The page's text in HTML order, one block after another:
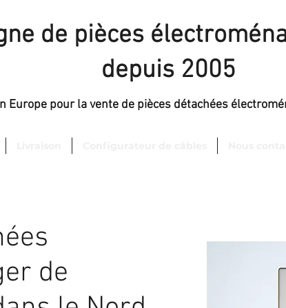
de pièces
depuis 2005
Europe pour la vente de pièces détachées
de